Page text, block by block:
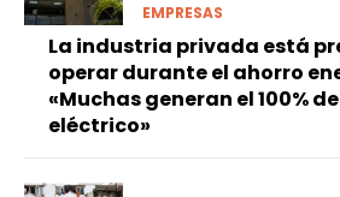
EMPRESAS
La industria privada está
operar durante el ahorro
«Muchas generan el 100%
eléctrico»